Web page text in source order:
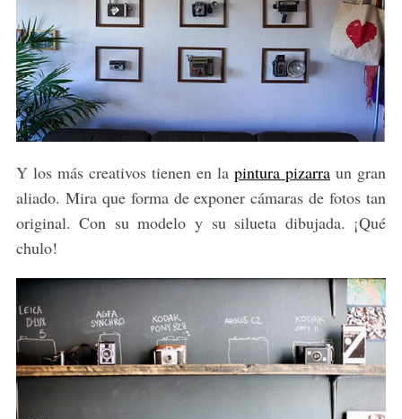
Y los más creativos tienen en lapintura pizarra un gran
aliado. Mira que forma de exponer cámaras de fotos tan
original. Con su modelo y su silueta dibujada. ¡Qué
chulo!